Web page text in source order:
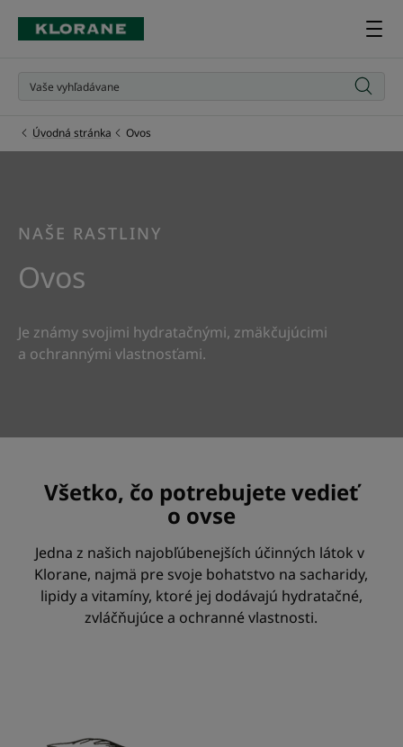
Úvodná stránka Ovos
NAŠE RASTLINY
Ovos
Je známy svojimi hydratačnými, zmäkčujúcimi
a ochrannými vlastnosťami.
Všetko, čo potrebujete vedieť
o ovse
Jedna z našich najobľúbenejších účinných látok v
Klorane, najmä pre svoje bohatstvo na sacharidy,
lipidy a vitamíny, ktoré jej dodávajú hydratačné,
zvláčňujúce a ochranné vlastnosti.